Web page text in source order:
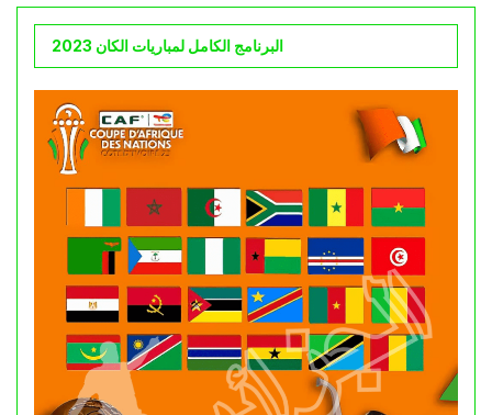
البرنامج الكامل لمباريات الكان 2023